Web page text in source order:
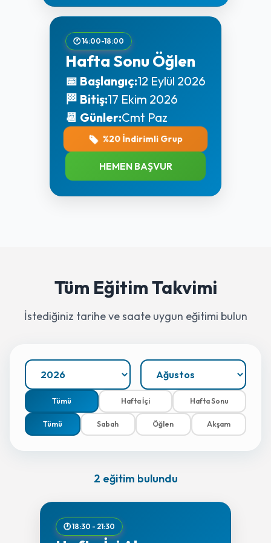
🕐 14:00-18:00
Hafta Sonu Öğlen
📅 Başlangıç:12 Eylül 2026
🏁 Bitiş:17 Ekim 2026
📆 Günler:Cmt Paz
%20 İndirimli Grup
HEMEN BAŞVUR
Tüm Eğitim Takvimi
İstediğiniz tarihe ve saate uygun eğitimi bulun
Tümü Hafta İçi Hafta Sonu
Tümü Sabah Öğlen Akşam
2 eğitim bulundu
🕐 18:30 - 21:30